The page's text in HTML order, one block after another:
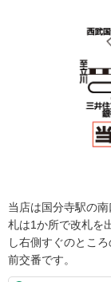
当店は国分寺駅の
札は1か所で改札を
し右側すぐのとこ
前交番です。